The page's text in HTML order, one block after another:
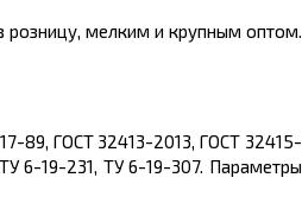
розницу, мелким и крупным оптом.
89, ГОСТ 32413-2013, ГОСТ 32415-
6-19-231, ТУ 6-19-307. Параметры